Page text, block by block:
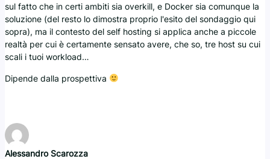
sul fatto che in certi ambiti sia overkill, e Docker sia comunque la
soluzione (del resto lo dimostra proprio l'esito del sondaggio qui
sopra), ma il contesto del self hosting si applica anche a piccole
realtà per cui è certamente sensato avere, che so, tre host su cui
scali i tuoi workload…
Dipende dalla prospettiva
Alessandro Scarozza